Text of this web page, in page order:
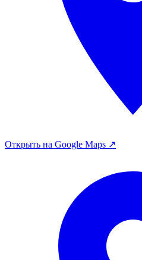
Открыть на Google Maps ↗